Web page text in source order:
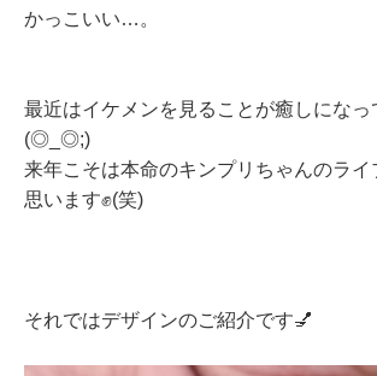
かっこいい…。
最近はイケメンを見ることが癒しになっ
(◎_◎;)
来年こそは本命のキンプリちゃんのライ
思います✊(笑)
それではデザインのご紹介です💅